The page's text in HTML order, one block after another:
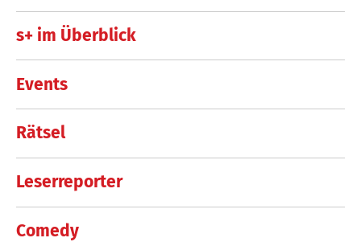
s+ im Überblick
Events
Rätsel
Leserreporter
Comedy